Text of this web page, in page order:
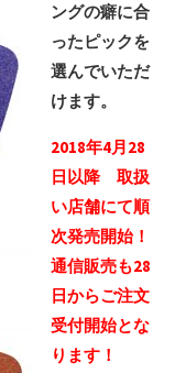
ングの癖に合
ったピックを
選んでいただ
けます。
2018年4月28
日以降 取扱
い店舗にて順
次発売開始！
通信販売も28
日からご注文
受付開始とな
ります！